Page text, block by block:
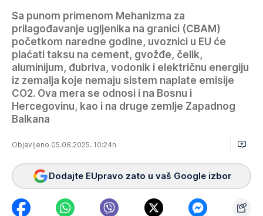
Sa punom primenom Mehanizma za
prilagođavanje ugljenika na granici (CBAM)
početkom naredne godine, uvoznici u EU će
plaćati taksu na cement, gvožđe, čelik,
aluminijum, đubriva, vodonik i električnu energiju
iz zemalja koje nemaju sistem naplate emisije
CO2. Ova mera se odnosi i na Bosnu i
Hercegovinu, kao i na druge zemlje Zapadnog
Balkana
Objavljeno 05.08.2025. 10:24h
Dodajte EUpravo zato u vaš Google izbor